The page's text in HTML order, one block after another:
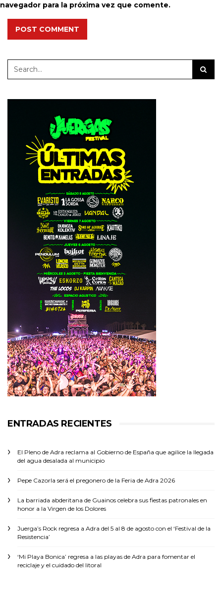
navegador para la próxima vez que comente.
POST COMMENT
ENTRADAS RECIENTES
El Pleno de Adra reclama al Gobierno de España que agilice la llegada
del agua desalada al municipio
Pepe Cazorla será el pregonero de la Feria de Adra 2026
La barriada abderitana de Guainos celebra sus fiestas patronales en
honor a la Virgen de los Dolores
Juerga’s Rock regresa a Adra del 5 al 8 de agosto con el ‘Festival de la
Resistencia’
‘Mi Playa Bonica’ regresa a las playas de Adra para fomentar el
reciclaje y el cuidado del litoral